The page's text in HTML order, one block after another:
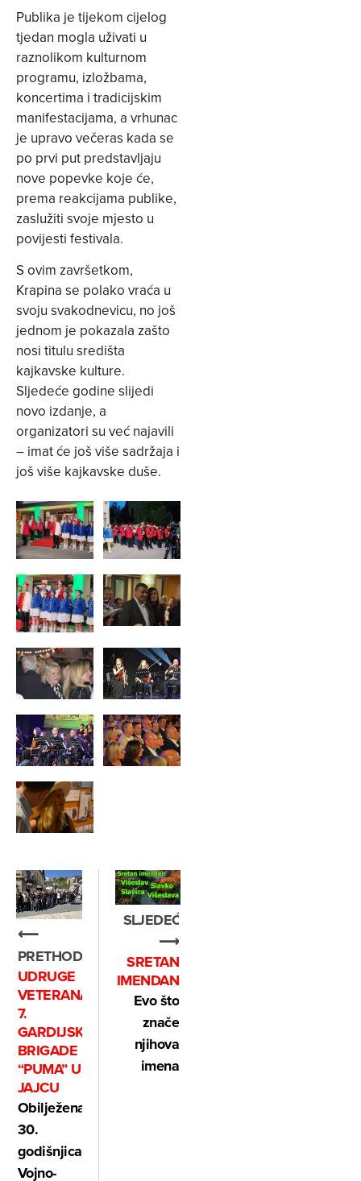
Publika je tijekom cijelog
tjedan mogla uživati u
raznolikom kulturnom
programu, izložbama,
koncertima i tradicijskim
manifestacijama, a vrhunac
je upravo večeras kada se
po prvi put predstavljaju
nove popevke koje će,
prema reakcijama publike,
zaslužiti svoje mjesto u
povijesti festivala.
S ovim završetkom,
Krapina se polako vraća u
svoju svakodnevicu, no još
jednom je pokazala zašto
nosi titulu središta
kajkavske kulture.
Sljedeće godine slijedi
novo izdanje, a
organizatori su već najavili
– imat će još više sadržaja i
još više kajkavske duše.
⟵
PRETHODNO
UDRUGE
VETERANA
7.
GARDIJSKE
BRIGADE
“PUMA” U
JAJCU
Obilježena
30.
godišnjica
Vojno-
SLJEDEĆE
⟶
SRETAN
IMENDAN
Evo što
znače
njihova
imena